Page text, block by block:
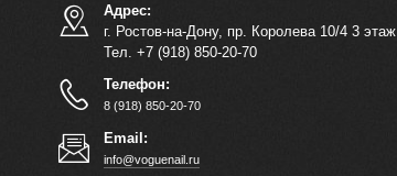
Адрес:
г. Ростов-на-Дону, пр. Королева 10/4 3 этаж
Тел. +7 (918) 850-20-70
Телефон:
8 (918) 850-20-70
Email:
info@voguenail.ru